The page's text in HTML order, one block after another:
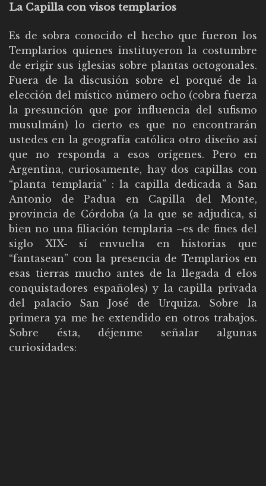
La Capilla con visos templarios
Es de sobra conocido el hecho que fueron los
Templarios quienes instituyeron la costumbre
de erigir sus iglesias sobre plantas octogonales.
Fuera de la discusión sobre el porqué de la
elección del místico número ocho (cobra fuerza
la presunción que por influencia del sufismo
musulmán) lo cierto es que no encontrarán
ustedes en la geografía católica otro diseño así
que no responda a esos orígenes. Pero en
Argentina, curiosamente, hay dos capillas con
“planta templaria” : la capilla dedicada a San
Antonio de Padua en Capilla del Monte,
provincia de Córdoba (a la que se adjudica, si
bien no una filiación templaria –es de fines del
siglo XIX- sí envuelta en historias que
“fantasean” con la presencia de Templarios en
esas tierras mucho antes de la llegada d elos
conquistadores españoles) y la capilla privada
del palacio San José de Urquiza. Sobre la
primera ya me he extendido en otros trabajos.
Sobre ésta, déjenme señalar algunas
curiosidades: